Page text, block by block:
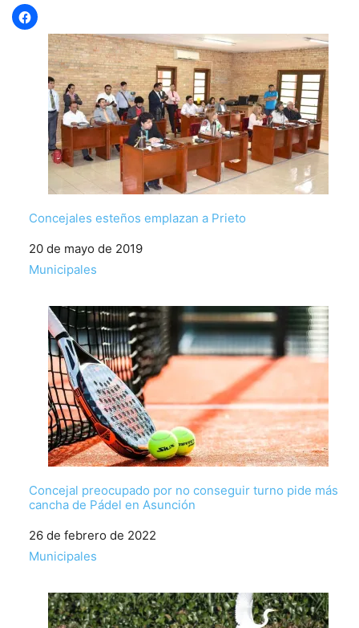
Concejales esteños emplazan a Prieto
Fecha
20 de mayo de 2019
Respecto a
Municipales
Concejal preocupado por no conseguir turno pide más
cancha de Pádel en Asunción
Fecha
26 de febrero de 2022
Respecto a
Municipales